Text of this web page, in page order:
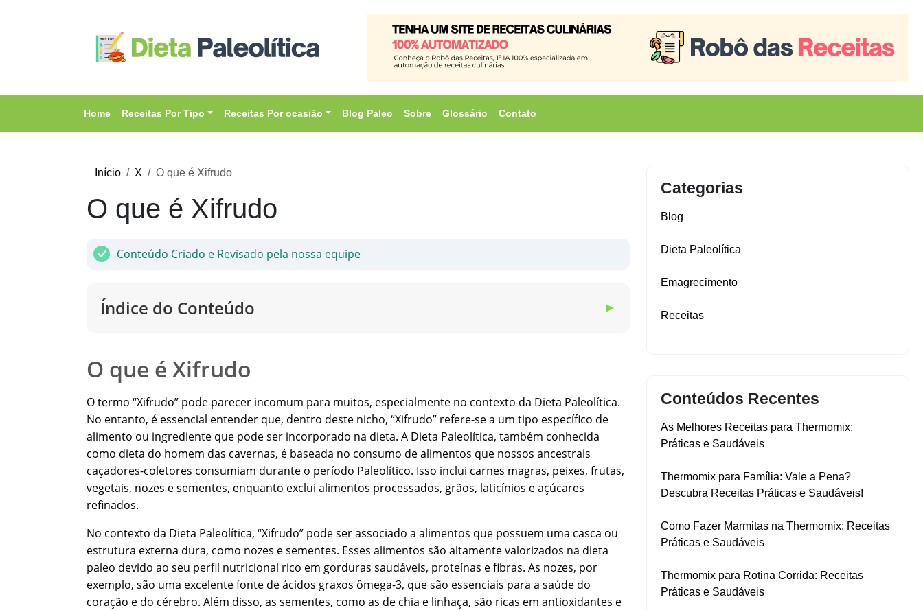
Home Receitas Por Tipo Receitas Por ocasião Blog Paleo Sobre Glossário Contato
Início X O que é Xifrudo
O que é Xifrudo
Conteúdo Criado e Revisado pela nossa equipe
Índice do Conteúdo ▼
O que é Xifrudo
O termo “Xifrudo” pode parecer incomum para muitos, especialmente no contexto da Dieta Paleolítica.
No entanto, é essencial entender que, dentro deste nicho, “Xifrudo” refere-se a um tipo específico de
alimento ou ingrediente que pode ser incorporado na dieta. A Dieta Paleolítica, também conhecida
como dieta do homem das cavernas, é baseada no consumo de alimentos que nossos ancestrais
caçadores-coletores consumiam durante o período Paleolítico. Isso inclui carnes magras, peixes, frutas,
vegetais, nozes e sementes, enquanto exclui alimentos processados, grãos, laticínios e açúcares
refinados.
No contexto da Dieta Paleolítica, “Xifrudo” pode ser associado a alimentos que possuem uma casca ou
estrutura externa dura, como nozes e sementes. Esses alimentos são altamente valorizados na dieta
paleo devido ao seu perfil nutricional rico em gorduras saudáveis, proteínas e fibras. As nozes, por
exemplo, são uma excelente fonte de ácidos graxos ômega-3, que são essenciais para a saúde do
coração e do cérebro. Além disso, as sementes, como as de chia e linhaça, são ricas em antioxidantes e
Categorias
Blog
Dieta Paleolítica
Emagrecimento
Receitas
Conteúdos Recentes
As Melhores Receitas para Thermomix:
Práticas e Saudáveis
Thermomix para Família: Vale a Pena?
Descubra Receitas Práticas e Saudáveis!
Como Fazer Marmitas na Thermomix: Receitas
Práticas e Saudáveis
Thermomix para Rotina Corrida: Receitas
Práticas e Saudáveis